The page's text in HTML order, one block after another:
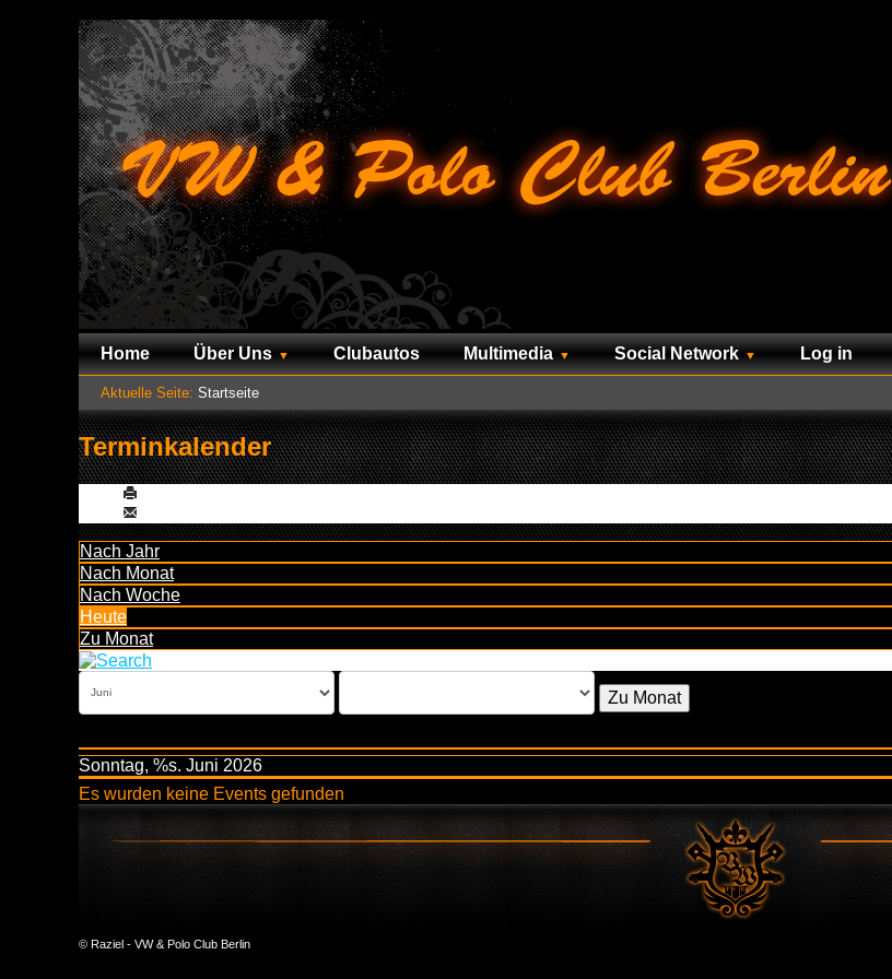
Home Über Uns Clubautos Multimedia Social Network Log in
Aktuelle Seite: Startseite
Terminkalender
Nach Jahr
Nach Monat
Nach Woche
Heute
Zu Monat
Zu Monat
Sonntag, %s. Juni 2026
Es wurden keine Events gefunden
© Raziel - VW & Polo Club Berlin